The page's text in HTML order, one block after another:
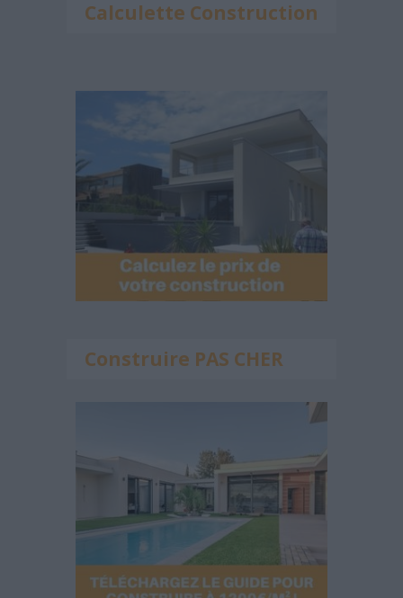
Calculette Construction
Construire PAS CHER